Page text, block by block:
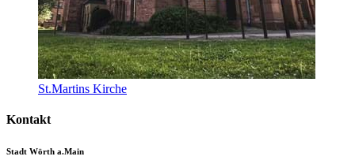
St.Martins Kirche
Kontakt
Stadt Wörth a.Main